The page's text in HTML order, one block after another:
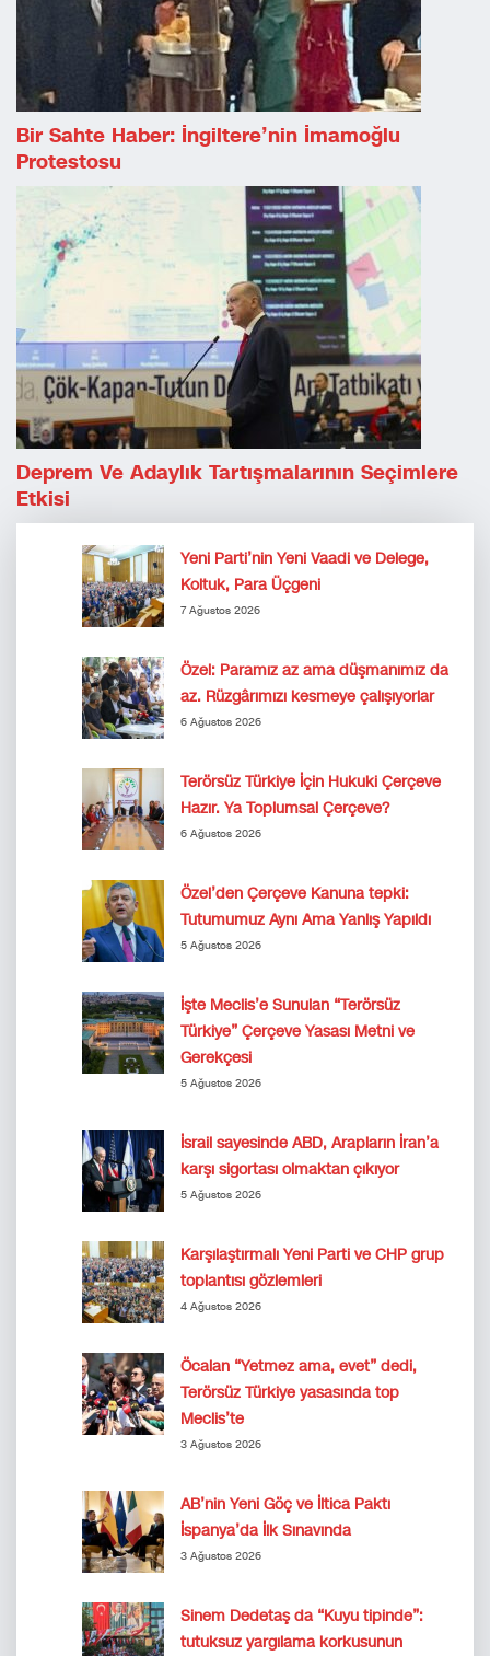
Bir Sahte Haber: İngiltere’nin İmamoğlu
Protestosu
Deprem Ve Adaylık Tartışmalarının Seçimlere
Etkisi
Yeni Parti’nin Yeni Vaadi ve Delege,
Koltuk, Para Üçgeni
7 Ağustos 2026
Özel: Paramız az ama düşmanımız da
az. Rüzgârımızı kesmeye çalışıyorlar
6 Ağustos 2026
Terörsüz Türkiye İçin Hukuki Çerçeve
Hazır. Ya Toplumsal Çerçeve?
6 Ağustos 2026
Özel’den Çerçeve Kanuna tepki:
Tutumumuz Aynı Ama Yanlış Yapıldı
5 Ağustos 2026
İşte Meclis’e Sunulan “Terörsüz
Türkiye” Çerçeve Yasası Metni ve
Gerekçesi
5 Ağustos 2026
İsrail sayesinde ABD, Arapların İran’a
karşı sigortası olmaktan çıkıyor
5 Ağustos 2026
Karşılaştırmalı Yeni Parti ve CHP grup
toplantısı gözlemleri
4 Ağustos 2026
Öcalan “Yetmez ama, evet” dedi,
Terörsüz Türkiye yasasında top
Meclis’te
3 Ağustos 2026
AB’nin Yeni Göç ve İltica Paktı
İspanya’da İlk Sınavında
3 Ağustos 2026
Sinem Dedetaş da “Kuyu tipinde”:
tutuksuz yargılama korkusunun